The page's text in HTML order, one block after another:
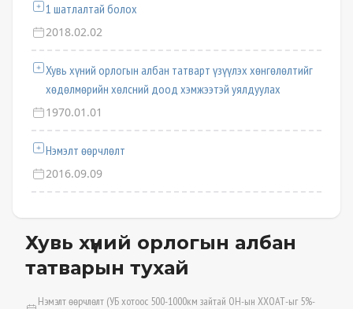
1 шатлалтай болох
2018.02.02
Хувь хүний орлогын албан татварт үзүүлэх хөнгөлөлтийг
хөдөлмөрийн хөлсний доод хэмжээтэй уялдуулах
1970.01.01
Нэмэлт өөрчлөлт
2016.09.09
Хувь хүний орлогын албан
татварын тухай
Нэмэлт өөрчлөлт (УБ хотоос 500-1000км зайтай ОН-ын ХХОАТ-ыг 5%-